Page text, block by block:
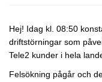
Hej! Idag kl. 08:50
driftstörningar som
Tele2 kunder i hela
Felsökning pågår och